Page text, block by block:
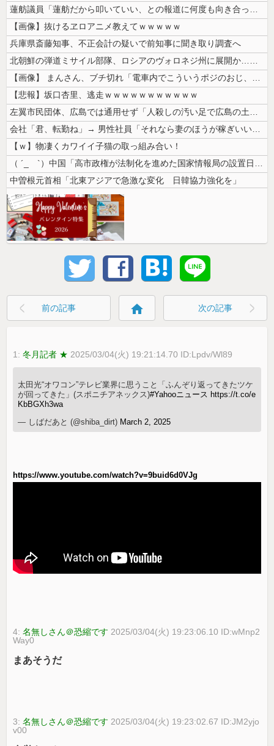
蓮舫議員「蓮舫だから叩いていい、との報道に何度も向き合ってきました。悔...
【画像】抜けるヱロアニメ教えてｗｗｗｗｗ
兵庫県斎藤知事、不正会計の疑いで前知事に聞き取り調査へ
北朝鮮の弾道ミサイル部隊、ロシアのヴォロネジ州に展開か…北朝鮮は本質的...
【画像】 まんさん、ブチ切れ「電車内でこういうポジのおじ、ガチでイラネ...
【悲報】坂口杏里、逃走ｗｗｗｗｗｗｗｗｗｗｗ
左翼市民団体、広島では通用せず「人殺しの汚い足で広島の土を踏むな！」→...
会社「君、転勤ね」→ 男性社員「それなら妻のほうが稼ぎいいんで辞めます...
【ｗ】物凄くカワイイ子猫の取っ組み合い！
（ ´_ゝ`）中国「高市政権が法制化を進めた国家情報局の設置日が7月3...
中曽根元首相「北東アジアで急激な変化 日韓協力強化を」
前の記事 home 次の記事
1:冬月記者 ★ 2025/03/04(火) 19:21:14.70 ID:Lpdv/Wl89
太田光“オワコン”テレビ業界に思うこと「ふんぞり返ってきたツケ
が回ってきた」(スポニチアネックス)#Yahooニュース https://t.co/e
KbBGXh3wa
— しばだあと (@shiba_dirt) March 2, 2025
https://www.youtube.com/watch?v=9buid6d0VJg
4:名無しさん＠恐縮です 2025/03/04(火) 19:23:06.10 ID:wMnp2
Way0
まあそうだ
3:名無しさん＠恐縮です 2025/03/04(火) 19:23:02.67 ID:JM2yjo
v00